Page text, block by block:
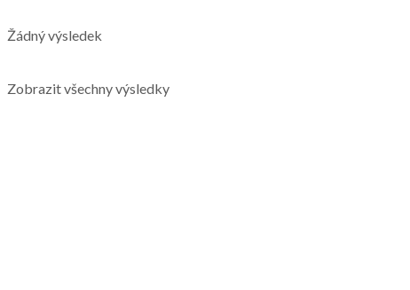
Žádný výsledek
Zobrazit všechny výsledky